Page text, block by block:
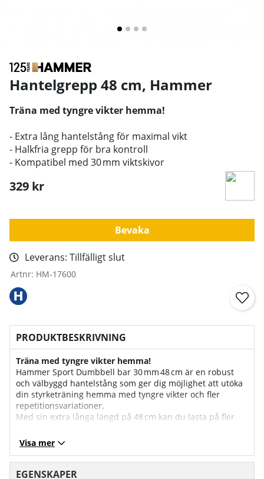
Hantelgrepp 48 cm, Hammer
Träna med tyngre vikter hemma!
- Extra lång hantelstång för maximal vikt
- Halkfria grepp för bra kontroll
- Kompatibel med 30 mm viktskivor
329 kr
Bevaka
Leverans: Tillfälligt slut
Artnr: HM-17600
PRODUKTBESKRIVNING
Träna med tyngre vikter hemma!
Hammer Sport Dumbbell bar 30 mm 48 cm är en robust
och välbyggd hantelstång som ger dig möjlighet att utöka
din styrketräning hemma med tyngre vikter och fler
repetitionsvariationer.
Med sin extra långa längd på 48 cm kan du lasta på fler
idealisk för både basövningar och tyngre träningspass.
Stången är tillverkad i kromat, massivt material, vilket ger
både styrka och lång livslängd för regelbunden
Visa mer
EGENSKAPER